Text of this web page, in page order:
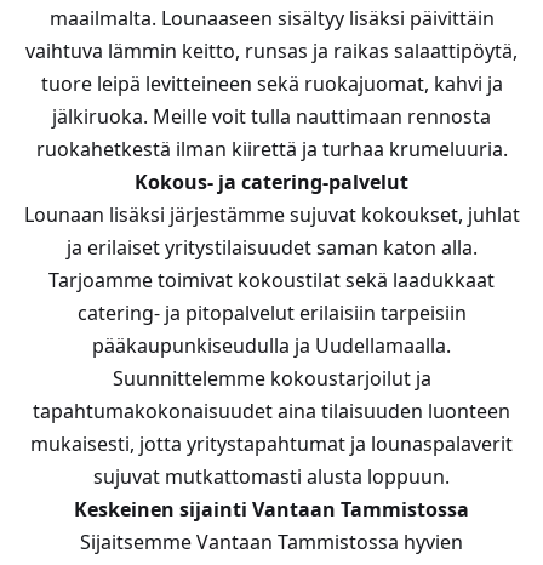
maailmalta. Lounaaseen sisältyy lisäksi päivittäin
vaihtuva lämmin keitto, runsas ja raikas salaattipöytä,
tuore leipä levitteineen sekä ruokajuomat, kahvi ja
jälkiruoka. Meille voit tulla nauttimaan rennosta
ruokahetkestä ilman kiirettä ja turhaa krumeluuria.
Kokous- ja catering-palvelut
Lounaan lisäksi järjestämme sujuvat kokoukset, juhlat
ja erilaiset yritystilaisuudet saman katon alla.
Tarjoamme toimivat kokoustilat sekä laadukkaat
catering- ja pitopalvelut erilaisiin tarpeisiin
pääkaupunkiseudulla ja Uudellamaalla.
Suunnittelemme kokoustarjoilut ja
tapahtumakokonaisuudet aina tilaisuuden luonteen
mukaisesti, jotta yritystapahtumat ja lounaspalaverit
sujuvat mutkattomasti alusta loppuun.
Keskeinen sijainti Vantaan Tammistossa
Sijaitsemme Vantaan Tammistossa hyvien